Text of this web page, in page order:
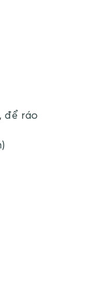
để ráo